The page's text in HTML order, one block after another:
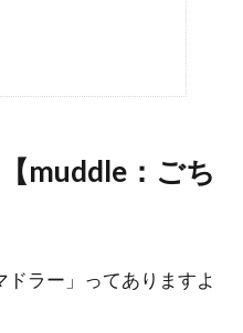
muddle：ごち
ラー」ってありますよ